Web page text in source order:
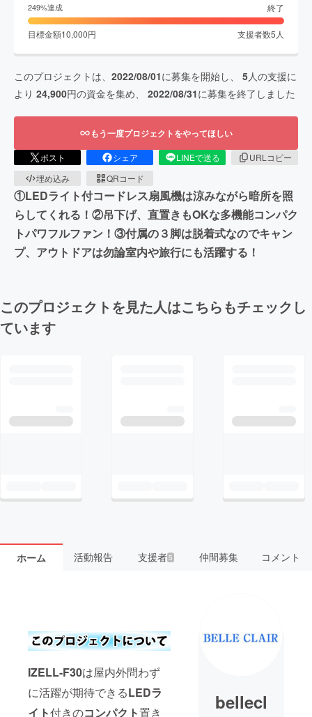
249%達成 終了
目標金額10,000円 支援者数5 人
このプロジェクトは、 2022/08/01に募集を開始し、 5人の支援に
より 24,900円の資金を集め、 2022/08/31に募集を終了しました
もう一度プロジェクトをやってほしい
ポスト シェア LINEで送る
URLコピー
埋め込み
QRコード
①LEDライト付コードレス扇風機は涼みながら暗所を照
らしてくれる！②吊下げ、直置きもOKな多機能コンパク
トパワフルファン！③付属の３脚は脱着式なのでキャン
プ、アウトドアは勿論室内や旅行にも活躍する！
このプロジェクトを見た人はこちらもチェックし
ています
ホーム 活動報告 支援者5 仲間募集 コメント
IZELL-F30は屋内外問わず
に活躍が期待できるLEDラ
イト付きのコンパクト置き
bellecl